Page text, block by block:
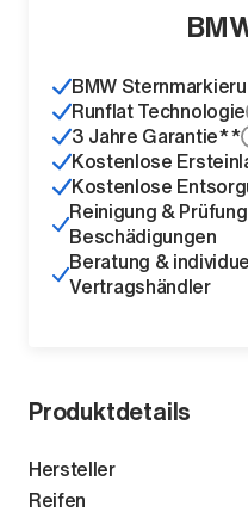
Produktdetails
Hersteller
Reifen
BMW
Runflat Technologie
3 Jahre Garantie**
Kostenlose
Kostenlose
Reinigung &
Beschädigungen
Beratung &
Vertragshändler